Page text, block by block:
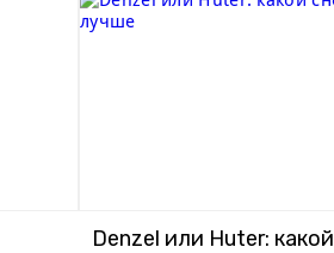
Denzel или Huter: какой